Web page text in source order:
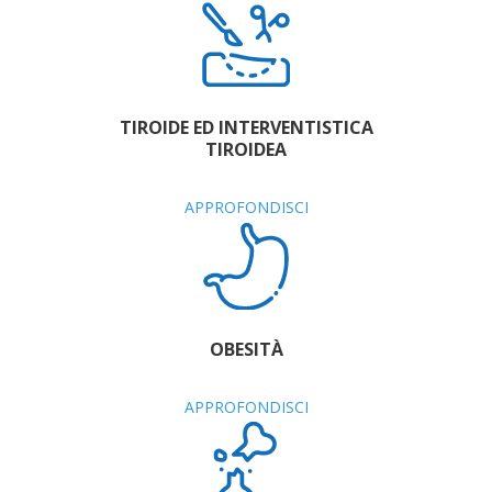
TIROIDE ED INTERVENTISTICA
TIROIDEA
APPROFONDISCI
OBESITÀ
APPROFONDISCI